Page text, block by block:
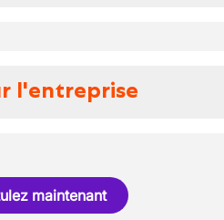
en soirée, avec
plein (38h / semaine)
l'entreprise
thématique. On y
d'une large
maintenant